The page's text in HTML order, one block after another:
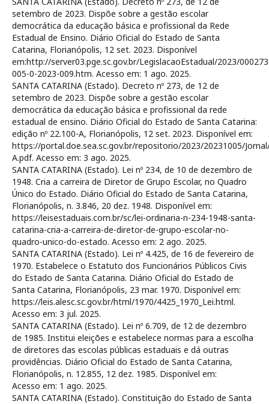
setembro de 2023. Dispõe sobre a gestão escolar
democrática da educação básica e profissional da Rede
Estadual de Ensino. Diário Oficial do Estado de Santa
Catarina, Florianópolis, 12 set. 2023. Disponível
em:http://server03.pge.sc.gov.br/LegislacaoEstadual/2023/
005-0-2023-009.htm. Acesso em: 1 ago. 2025.
SANTA CATARINA (Estado). Decreto nº 273, de 12 de
setembro de 2023. Dispõe sobre a gestão escolar
democrática da educação básica e profissional da rede
estadual de ensino. Diário Oficial do Estado de Santa Catarina:
edição nº 22.100-A, Florianópolis, 12 set. 2023. Disponível em:
https://portal.doe.sea.sc.gov.br/repositorio/2023/20231005/
A.pdf. Acesso em: 3 ago. 2025.
SANTA CATARINA (Estado). Lei nº 234, de 10 de dezembro de
1948. Cria a carreira de Diretor de Grupo Escolar, no Quadro
Único do Estado. Diário Oficial do Estado de Santa Catarina,
Florianópolis, n. 3.846, 20 dez. 1948. Disponível em:
https://leisestaduais.com.br/sc/lei-ordinaria-n-234-1948-santa-
catarina-cria-a-carreira-de-diretor-de-grupo-escolar-no-
quadro-unico-do-estado. Acesso em: 2 ago. 2025.
SANTA CATARINA (Estado). Lei nº 4.425, de 16 de fevereiro de
1970. Estabelece o Estatuto dos Funcionários Públicos Civis
do Estado de Santa Catarina. Diário Oficial do Estado de
Santa Catarina, Florianópolis, 23 mar. 1970. Disponível em:
https://leis.alesc.sc.gov.br/html/1970/4425_1970_Lei.html.
Acesso em: 3 jul. 2025.
SANTA CATARINA (Estado). Lei nº 6.709, de 12 de dezembro
de 1985. Institui eleições e estabelece normas para a escolha
de diretores das escolas públicas estaduais e dá outras
providências. Diário Oficial do Estado de Santa Catarina,
Florianópolis, n. 12.855, 12 dez. 1985. Disponível em:
Acesso em: 1 ago. 2025.
SANTA CATARINA (Estado). Constituição do Estado de Santa